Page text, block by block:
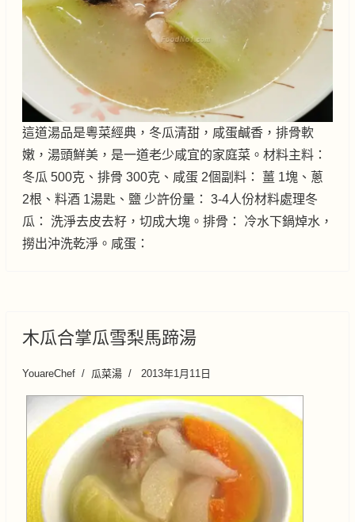
這道湯品是粵菜經典，冬瓜清甜，咸蛋鹹香，排骨軟
嫩，湯頭鮮美，是一道老少咸宜的家庭菜。材料主料：
冬瓜 500克、排骨 300克、咸蛋 2個副料： 薑 1塊、蔥
2根、料酒 1湯匙、鹽 少許份量： 3-4人份材料處理冬
瓜： 洗淨去皮去籽，切成大塊。排骨： 冷水下鍋焯水，
撈出沖洗乾淨。咸蛋：
木瓜合掌瓜雪梨馬蹄湯
YouareChef 瓜菜湯 2013年1月11日